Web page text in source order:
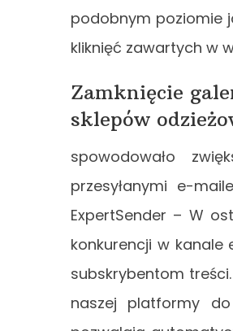
podobnym poziomie
kliknięć zawartych w
Zamknięcie
sklepów
spowodowało
przesyłanymi e-
ExpertSender – W
konkurencji w kanale
subskrybentom
naszej platformy